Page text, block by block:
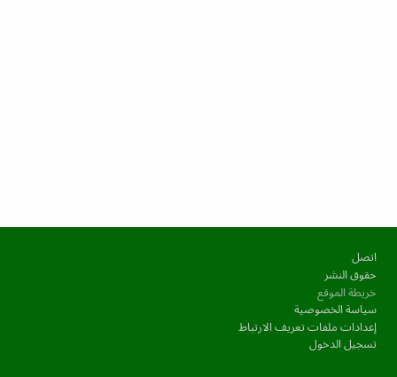
اتصل
حقوق النشر
خريطة الموقع
سياسة الخصوصية
إعدادات ملفات تعريف الارتباط
تسجيل الدخول